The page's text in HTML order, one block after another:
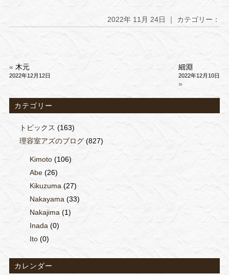
2022年 11月 24日 ｜ カテゴリー：
« 木元
2022年12月12日
細淵
2022年12月10日
»
カテゴリー
トピックス (163)
理容室アズのブログ(827)
Kimoto(106)
Abe(26)
Kikuzuma (27)
Nakayama (33)
Nakajima (1)
Inada (0)
Ito(0)
カレンダー